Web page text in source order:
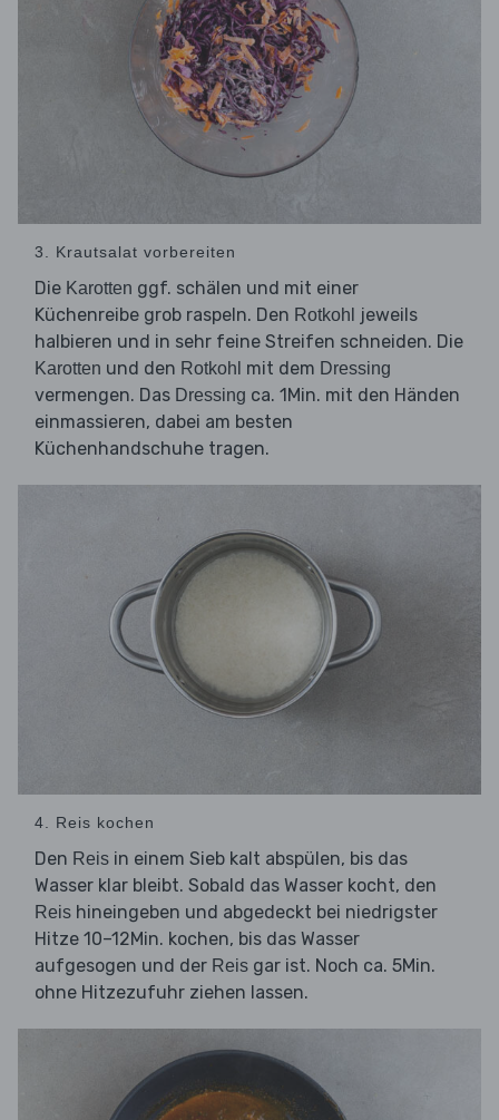
3. Krautsalat vorbereiten
Die Karotten ggf. schälen und mit einer
Küchenreibe grob raspeln. Den Rotkohl
jeweils
halbieren und in sehr feine Streifen schneiden. Die
Karotten und den Rotkohl mit dem Dressing
vermengen. Das Dressing ca. 1Min. mit den Händen
einmassieren, dabei am besten
Küchenhandschuhe tragen.
4. Reis kochen
Den Reis in einem Sieb kalt abspülen, bis das
Wasser klar bleibt. Sobald das Wasser kocht, den
Reis hineingeben und abgedeckt bei niedrigster
Hitze 10–12Min. kochen, bis das Wasser
aufgesogen und der Reis gar ist. Noch ca. 5Min.
ohne Hitzezufuhr ziehen lassen.